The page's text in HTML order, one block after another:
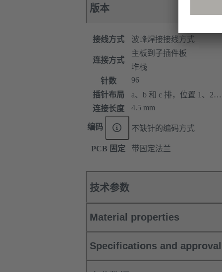
版本
接线方式 波峰焊接接线方式
连接方式
主板到子插件板
堆栈
针数
96
插针布局
a、b 和 c 排，位置 1、
连接长度
4.5 mm
编码 不缺针的编码方式
PCB 固定 带固定法兰
技术参数
Material properties
Specifications and